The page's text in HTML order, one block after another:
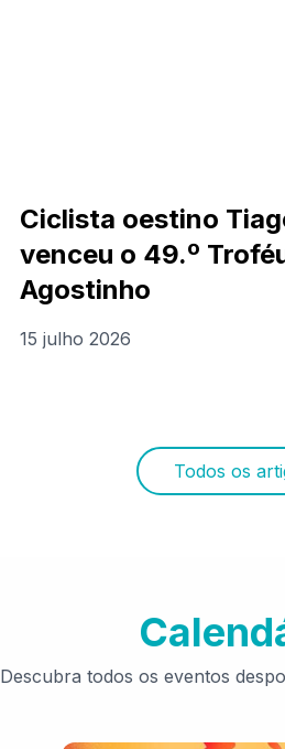
Ciclista oestino
venceu o 49.º
Agostinho
15 julho 2026
Todos os
Descubra todos os eventos